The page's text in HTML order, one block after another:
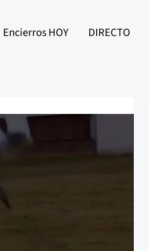
Encierros HOY DIRECTO